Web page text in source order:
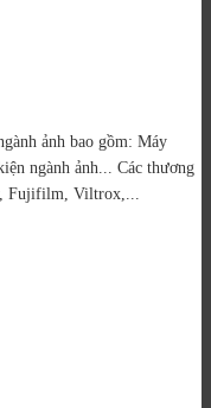
ảnh bao gồm: Máy
ngành ảnh... Các thương
Fujifilm, Viltrox,...